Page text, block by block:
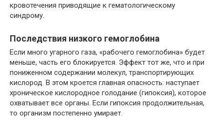
кровотечения приводящие к гематологическому
синдрому.
Последствия низкого гемоглобина
Если много угарного газа, «рабочего гемоглобина» будет
меньше, часть его блокируется. Эффект тот же, что и при
пониженном содержании молекул, транспортирующих
кислород. В этом кроется главная опасность: наступает
хроническое кислородное голодание (гипоксия), которое
охватывает все органы. Если гипоксия продолжительная,
то организм постепенно умирает.